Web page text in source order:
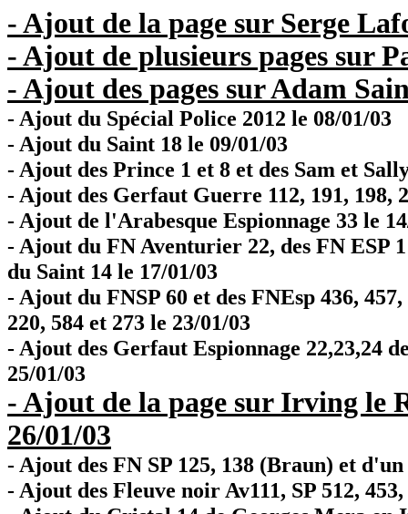
- Ajout de la page sur Serge
- Ajout de plusieurs pages sur
- Ajout des pages sur Adam
- Ajout du Spécial Police 2012 le 08/01/03
- Ajout du Saint 18 le 09/01/03
- Ajout des Prince 1 et 8 et des Sam et
- Ajout des Gerfaut Guerre 112, 191, 198,
- Ajout de l'Arabesque Espionnage 33 le
- Ajout du FN Aventurier 22, des FN ESP
du Saint 14 le 17/01/03
- Ajout du FNSP 60 et des FNEsp 436,
220, 584 et 273 le 23/01/03
- Ajout des Gerfaut Espionnage 22,23,24
25/01/03
- Ajout de la page sur Irving le
26/01/03
- Ajout des FN SP 125, 138 (Braun) et
- Ajout des Fleuve noir Av111, SP 512,